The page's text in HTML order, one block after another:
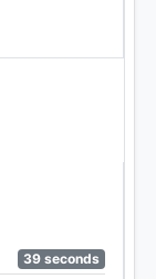
und
39 seconds